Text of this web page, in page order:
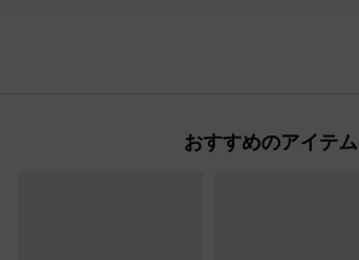
おすすめのアイテム